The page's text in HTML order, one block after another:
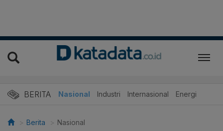
BERITA Nasional Industri Internasional Energi
Berita Nasional